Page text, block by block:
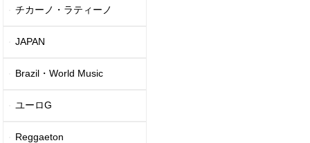
チカーノ・ラティーノ
JAPAN
Brazil・World Music
ユーロG
Reggaeton